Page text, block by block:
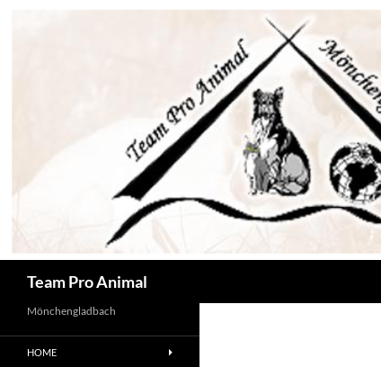
Team Pro Animal
Mönchengladbach
HOME